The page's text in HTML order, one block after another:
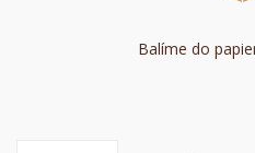
Balíme do